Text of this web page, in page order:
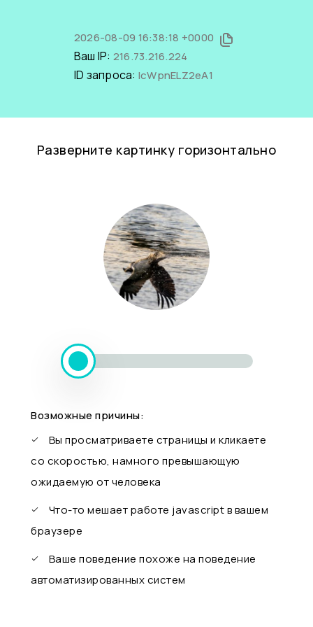
2026-08-09 16:38:18 +0000
Ваш IP: 216.73.216.224
ID запроса: IcWpnELZ2eA1
Разверните картинку горизонтально
Возможные причины:
Вы просматриваете страницы и кликаете
со скоростью, намного превышающую
ожидаемую от человека
Что-то мешает работе javascript в вашем
браузере
Ваше поведение похоже на поведение
автоматизированных систем